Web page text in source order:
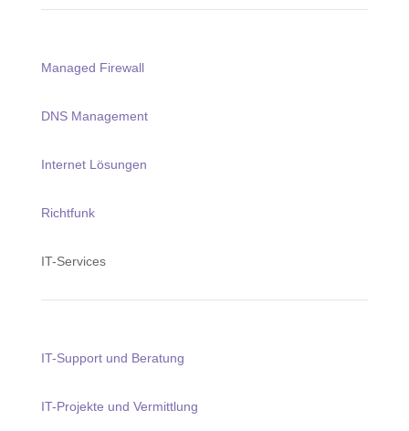
Managed Firewall
DNS Management
Internet Lösungen
Richtfunk
IT-Services
IT-Support und Beratung
IT-Projekte und Vermittlung